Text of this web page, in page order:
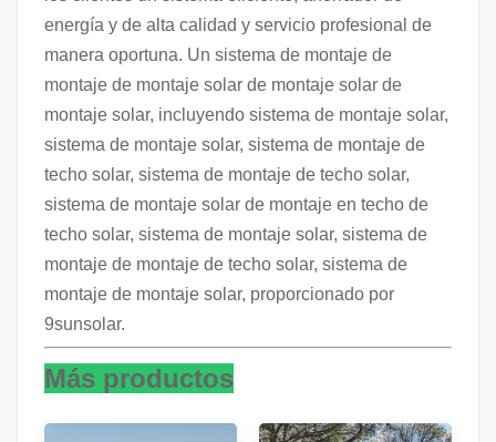
energía y de alta calidad y servicio profesional de
manera oportuna. Un sistema de montaje de
montaje de montaje solar de montaje solar de
montaje solar, incluyendo sistema de montaje solar,
sistema de montaje solar, sistema de montaje de
techo solar, sistema de montaje de techo solar,
sistema de montaje solar de montaje en techo de
techo solar, sistema de montaje solar, sistema de
montaje de montaje de techo solar, sistema de
montaje de montaje solar, proporcionado por
9sunsolar.
Más productos